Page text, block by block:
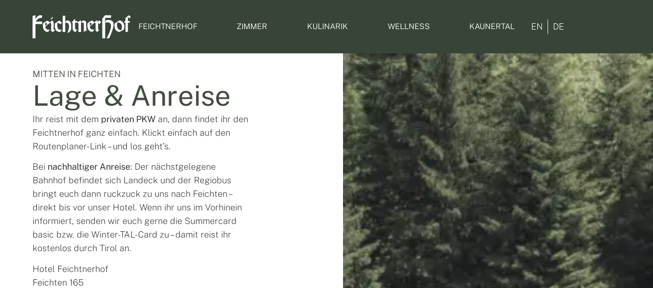
FEICHTNERHOF ZIMMER KULINARIK WELLNESS KAUNERTAL EN DE
MITTEN IN FEICHTEN
Lage & Anreise
Ihr reist mit dem privaten PKW an, dann findet ihr den
Feichtnerhof ganz einfach. Klickt einfach auf den
Routenplaner-Link – und los geht’s.
Bei nachhaltiger Anreise: Der nächstgelegene
Bahnhof befindet sich Landeck und der Regiobus
bringt euch dann ruckzuck zu uns nach Feichten –
direkt bis vor unser Hotel. Wenn ihr uns im Vorhinein
informiert, senden wir euch gerne die Summercard
basic bzw. die Winter-TAL-Card zu – damit reist ihr
kostenlos durch Tirol an.
Hotel Feichtnerhof
Feichten 165